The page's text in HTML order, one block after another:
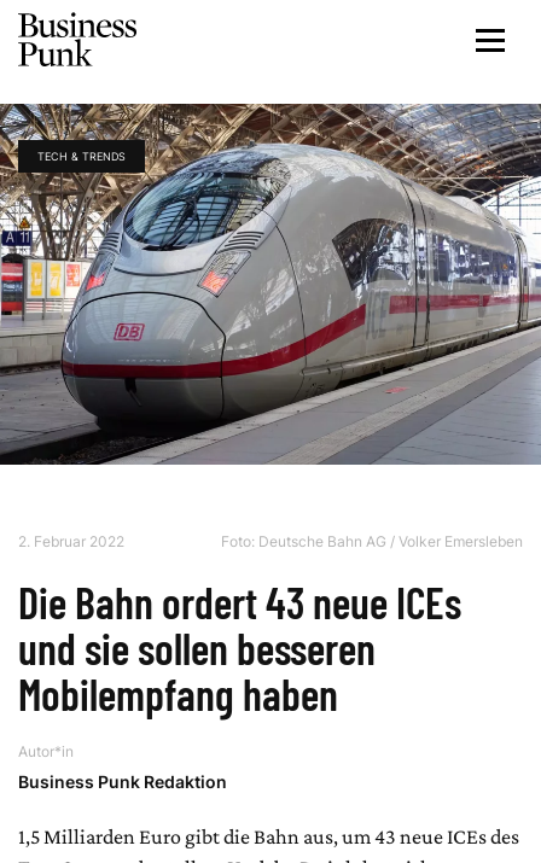
TECH & TRENDS
2. Februar 2022 Foto: Deutsche Bahn AG / Volker Emersleben
Die Bahn ordert 43 neue ICEs
und sie sollen besseren
Mobilempfang haben
Autor*in
Business Punk Redaktion
1,5 Milliarden Euro gibt die Bahn aus, um 43 neue ICEs des